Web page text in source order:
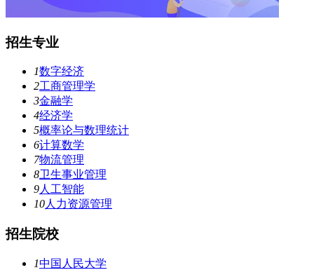
招生专业
1数字经济
2工商管理学
3金融学
4经济学
5概率论与数理统计
6计算数学
7物流管理
8卫生事业管理
9人工智能
10人力资源管理
招生院校
1中国人民大学